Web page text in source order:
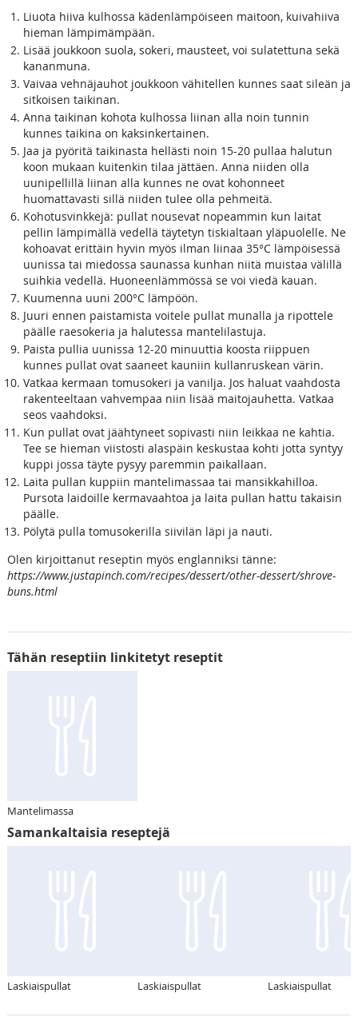
Liuota hiiva kulhossa kädenlämpöiseen maitoon, kuivahiiva
hieman lämpimämpään.
Lisää joukkoon suola, sokeri, mausteet, voi sulatettuna sekä
kananmuna.
Vaivaa vehnäjauhot joukkoon vähitellen kunnes saat sileän ja
sitkoisen taikinan.
Anna taikinan kohota kulhossa liinan alla noin tunnin
kunnes taikina on kaksinkertainen.
Jaa ja pyöritä taikinasta hellästi noin 15-20 pullaa halutun
koon mukaan kuitenkin tilaa jättäen. Anna niiden olla
uunipellillä liinan alla kunnes ne ovat kohonneet
huomattavasti sillä niiden tulee olla pehmeitä.
Kohotusvinkkejä: pullat nousevat nopeammin kun laitat
pellin lämpimällä vedellä täytetyn tiskialtaan yläpuolelle. Ne
kohoavat erittäin hyvin myös ilman liinaa 35°C lämpöisessä
uunissa tai miedossa saunassa kunhan niitä muistaa välillä
suihkia vedellä. Huoneenlämmössä se voi viedä kauan.
Kuumenna uuni 200°C lämpöön.
Juuri ennen paistamista voitele pullat munalla ja ripottele
päälle raesokeria ja halutessa mantelilastuja.
Paista pullia uunissa 12-20 minuuttia koosta riippuen
kunnes pullat ovat saaneet kauniin kullanruskean värin.
Vatkaa kermaan tomusokeri ja vanilja. Jos haluat vaahdosta
rakenteeltaan vahvempaa niin lisää maitojauhetta. Vatkaa
seos vaahdoksi.
Kun pullat ovat jäähtyneet sopivasti niin leikkaa ne kahtia.
Tee se hieman viistosti alaspäin keskustaa kohti jotta syntyy
kuppi jossa täyte pysyy paremmin paikallaan.
Laita pullan kuppiin mantelimassaa tai mansikkahilloa.
Pursota laidoille kermavaahtoa ja laita pullan hattu takaisin
päälle.
Pölytä pulla tomusokerilla siivilän läpi ja nauti.
Olen kirjoittanut reseptin myös englanniksi tänne:
https://www.justapinch.com/recipes/dessert/other-dessert/shrove-
buns.html
Tähän reseptiin linkitetyt reseptit
Mantelimassa
Samankaltaisia reseptejä
Laskiaispullat Laskiaispullat Laskiaispullat